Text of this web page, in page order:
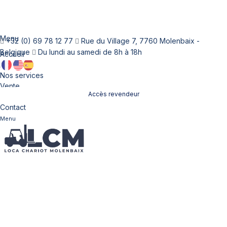
Menu
Accueil
À propos
Nos services
Vente
Contact
+32 (0) 69 78 12 77
Rue du Village 7, 7760 Molenbaix -
Belgique
Du lundi au samedi de 8h à 18h
Accès revendeur
Menu